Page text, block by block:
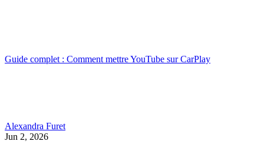
Guide complet : Comment mettre YouTube sur CarPlay
Alexandra Furet
Jun 2, 2026